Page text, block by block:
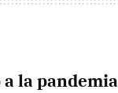
la pandemia